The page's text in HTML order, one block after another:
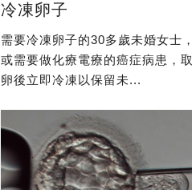
冷凍卵子
需要冷凍卵子的30多歲未婚女士，
或需要做化療電療的癌症病患，取
卵後立即冷凍以保留未...